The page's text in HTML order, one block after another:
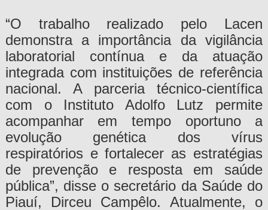
“O trabalho realizado pelo Lacen
demonstra a importância da vigilância
laboratorial contínua e da atuação
integrada com instituições de referência
nacional. A parceria técnico-científica
com o Instituto Adolfo Lutz permite
acompanhar em tempo oportuno a
evolução genética dos vírus
respiratórios e fortalecer as estratégias
de prevenção e resposta em saúde
pública”, disse o secretário da Saúde do
Piauí, Dirceu Campêlo. Atualmente, o